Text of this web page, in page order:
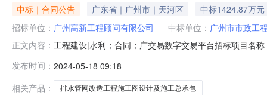
中标｜合同公告 广东省｜广州市｜天河区
中标1424.87万元
招标单位： 广州高新工程顾问有限公司 中标单位： 广州市市政工
正文内容： 工程建设|水利；合同；广交易数字交易平台招标项目名
司中标人名称：广州市市政工程机械施工有限公司;广东
价：设计
发布时间： 2024-05-18 09:18
相关产品：
排水管网改造工程施工图设计及施工总承包